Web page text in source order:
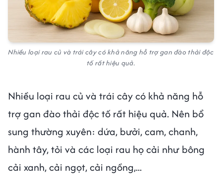
Nhiều loại rau củ và trái cây có khả năng hỗ trợ gan đào thải độc
tố rất hiệu quả.
Nhiều loại rau củ và trái cây có khả năng hỗ
trợ gan đào thải độc tố rất hiệu quả. Nên bổ
sung thường xuyên: dứa, bưởi, cam, chanh,
hành tây, tỏi và các loại rau họ cải như bông
cải xanh, cải ngọt, cải ngồng,...